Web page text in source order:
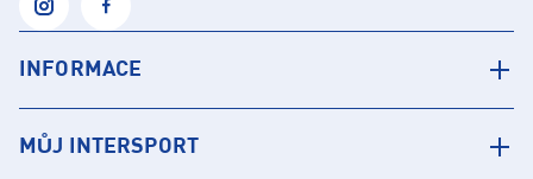
INFORMACE
MŮJ INTERSPORT